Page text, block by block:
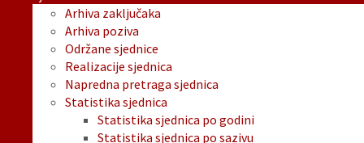
Arhiva zaključaka
Arhiva poziva
Održane sjednice
Realizacije sjednica
Napredna pretraga sjednica
Statistika sjednica
Statistika sjednica po godini
Statistika sjednica po sazivu